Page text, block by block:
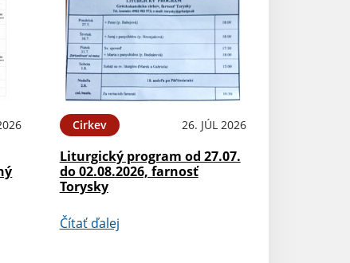
Cirkev 26. JÚL 2026
Liturgický program od 27.07.
do 02.08.2026, farnosť
Torysky
Čítať ďalej